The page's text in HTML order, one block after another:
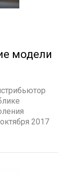
модели
2017